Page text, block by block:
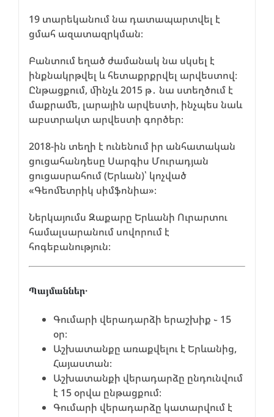
19 տարեկանում նա դատապարտվել է
ցմահ ազատազրկման։
Բանտում եղած ժամանակ նա սկսել է
ինքնակրթվել և հետաքրքրվել արվեստով։
Ընթացքում, մինչև 2015 թ․ նա ստեղծում է
մաքրամե, լարային արվեստի, ինչպես նաև
աբստրակտ արվեստի գործեր։
2018-ին տեղի է ունենում իր անհատական
ցուցահանդեսը Սարգիս Մուրադյան
ցուցասրահում (Երևան)՝ կոչված
«Գեոմետրիկ սիմֆոնիա»։
Ներկայումս Զաքարը Երևանի Ուրարտու
համալսարանում սովորում է
հոգեբանություն։
Պայմաններ․
Գումարի վերադարձի երաշխիք ֊ 15
օր։
Աշխատանքը առաքվելու է Երևանից,
Հայաստան։
Աշխատանքի վերադարձը ընդունվում
է 15 օրվա ընթացքում։
Գումարի վերադարձը կատարվում է